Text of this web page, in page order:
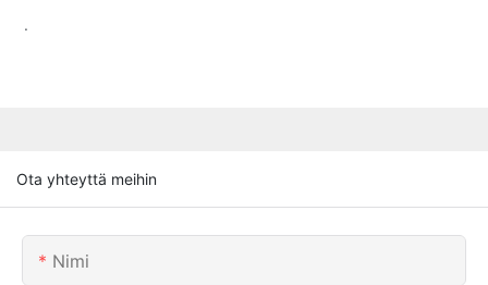
.
Ota yhteyttä meihin
Nimi